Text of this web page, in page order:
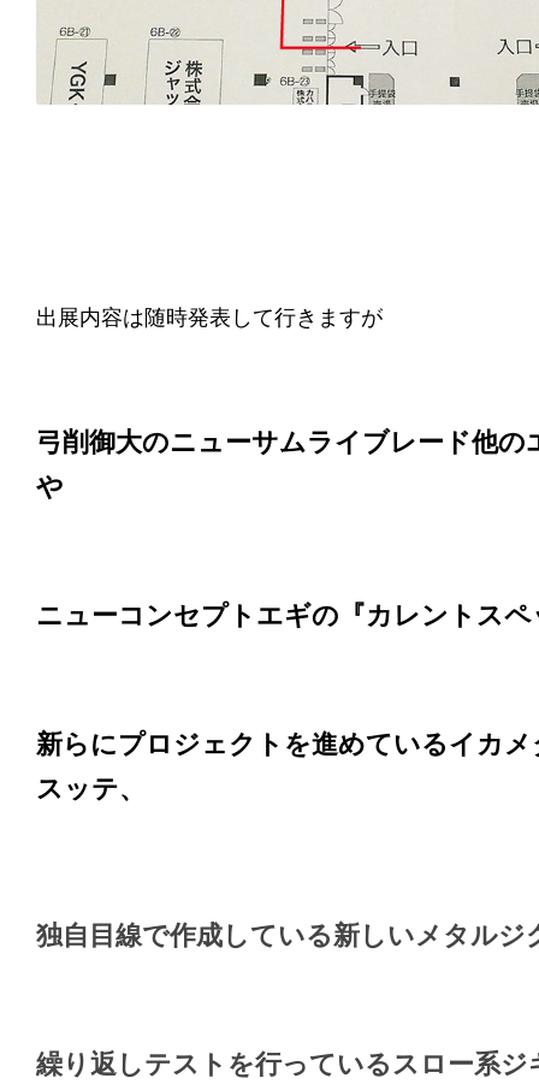
出展内容は随時発表して行きますが
弓削御大のニューサムライブレード他の
や
ニューコンセプトエギの『カレントスペ
新らにプロジェクトを進めているイカ
スッテ、
独自目線で作成している新しいメタルジ
繰り返しテストを行っているスロー系